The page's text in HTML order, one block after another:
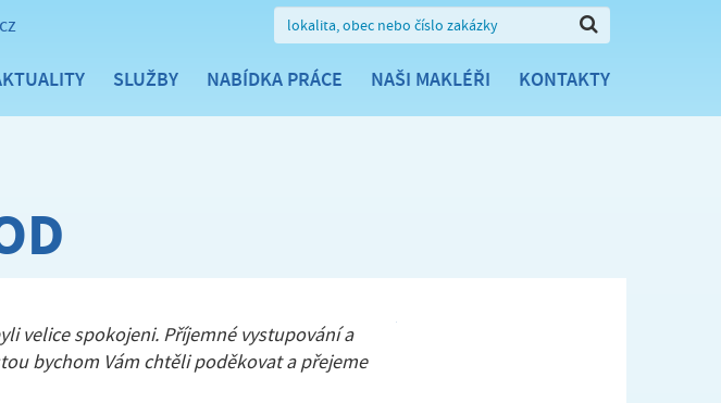
SLUŽBY NABÍDKA PRÁCE NAŠI MAKLÉŘI KONTAKTY
velice spokojeni. Příjemné vystupování a
bychom Vám chtěli poděkovat a přejeme